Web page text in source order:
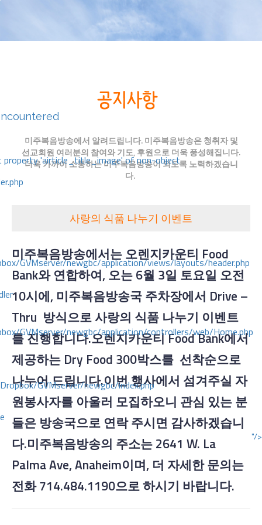
property 'airticle_title_image' of non-object
GVMserver/newgbc/application/views/layouts/header.php
GVMserver/newgbc/application/controllers/web/Home.php
GVMserver/newgbc/index.php
"/>
미주복음방송에서 알려드립니다. 미주복음방송은 청취자 및
선교회원 여러분의 참여와 기도, 후원으로 더욱 풍성해집니다.
더욱 가까이 소통하는 미주복음방송이 되도록 노력하겠습니
다.
사랑의 식품 나누기 이벤트
미주복음방송에서는 오렌지카운티 Food
Bank와 연합하여, 오는 6월 3일 토요일 오전
10시에, 미주복음방송국 주차장에서 Drive –
Thru 방식으로 사랑의 식품 나누기 이벤트
를 진행합니다.오렌지카운티 Food Bank에서
제공하는 Dry Food 300박스를 선착순으로
나누어 드립니다.이번 행사에서 섬겨주실 자
원봉사자를 아울러 모집하오니 관심 있는 분
들은 방송국으로 연락 주시면 감사하겠습니
다.미주복음방송의 주소는 2641 W. La
Palma Ave, Anaheim이며, 더 자세한 문의는
전화 714.484.1190으로 하시기 바랍니다.